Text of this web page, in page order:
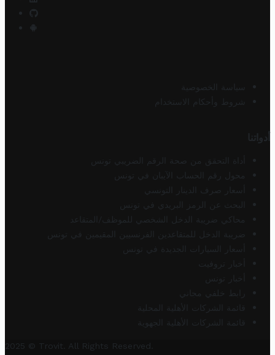
سياسة الخصوصية
شروط وأحكام الاستخدام
أدواتنا
أداة التحقق من صحة الرقم الضريبي تونس
محول رقم الحساب الآيبان في تونس
أسعار صرف الدينار التونسي
البحث عن الرمز البريدي في تونس
محاكي ضريبة الدخل الشخصي للموظف/المتقاعد
ضريبة الدخل للمتقاعدين الفرنسيين المقيمين في تونس
أسعار السيارات الجديدة في تونس
أخبار تروفيت
أخبار تونس
رابط خلفي مجاني
قائمة الشركات الأهلية المحلية
قائمة الشركات الأهلية الجهوية
2025 © Trovit. All Rights Reserved.